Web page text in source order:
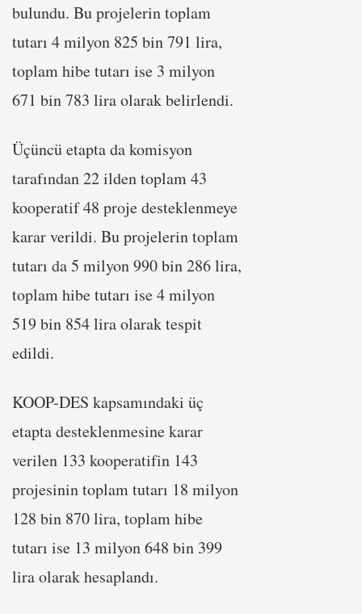
bulundu. Bu projelerin toplam
tutarı 4 milyon 825 bin 791 lira,
toplam hibe tutarı ise 3 milyon
671 bin 783 lira olarak belirlendi.
Üçüncü etapta da komisyon
tarafından 22 ilden toplam 43
kooperatif 48 proje desteklenmeye
karar verildi. Bu projelerin toplam
tutarı da 5 milyon 990 bin 286 lira,
toplam hibe tutarı ise 4 milyon
519 bin 854 lira olarak tespit
edildi.
KOOP-DES kapsamındaki üç
etapta desteklenmesine karar
verilen 133 kooperatifin 143
projesinin toplam tutarı 18 milyon
128 bin 870 lira, toplam hibe
tutarı ise 13 milyon 648 bin 399
lira olarak hesaplandı.